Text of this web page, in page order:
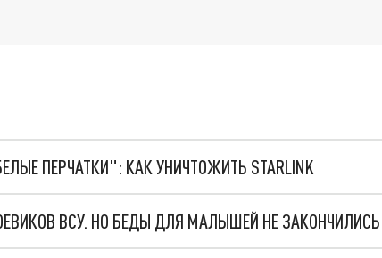
ПЕРЧАТКИ": КАК УНИЧТОЖИТЬ STARLINK
ВСУ. НО БЕДЫ ДЛЯ МАЛЫШЕЙ НЕ ЗАКОНЧИЛИСЬ